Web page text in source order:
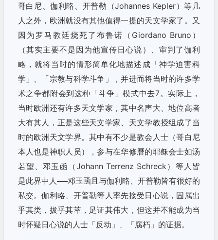
哥白尼、伽利略、开普勒（Johannes Kepler）等几
人之外，欧洲就没有其他值得一提的天文学家了。又
因为罗马教廷烧死了布鲁诺（Giordano Bruno）
（其实主要不是因为他宣传日心说）、审判了伽利
略，就将当时的情形简单化地描述成「神学迫害科
学」、「宗教与科学斗争」，并进而将当时的许多学
术之争都附会到这种「斗争」模式中去7。实际上，
当时欧洲还有许多天文学家，其中名声大、地位高者
大有其人，正是这些天文学家、天文学教授组成了当
时的欧洲天文学界。其中有不少是教会人士（哥白尼
本人也是神职人员），参与在华修曆的耶稣会士如汤
若望、邓玉函（Johann Terrenz Schreck）等人皆
是此界中人──邓玉函且与伽利略、开普勒皆有很好的
私交。伽利略、开普勒等人率先接受日心说，固属出
乎其类，拔乎其萃，足证其伟大，但这并不能成为当
时怀疑日心说的人士「反动」、「腐朽」的证据。